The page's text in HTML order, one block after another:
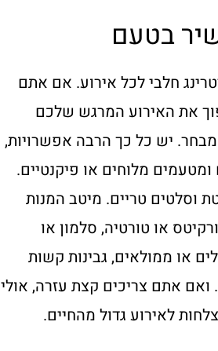
בטעם
חלבי לכל אירוע. אם אתם
את האירוע המרגש שלכם
יש כל כך הרבה אפשרויות,
מלוחים או פיקנטיים.
וסלטים טריים. מיטב המנות
או טורטיה, סלמון או
או ממולאים, גבינות קשות
ואם אתם צריכים קצת עזרה, אולי
לאירוע גדול מהחיים.